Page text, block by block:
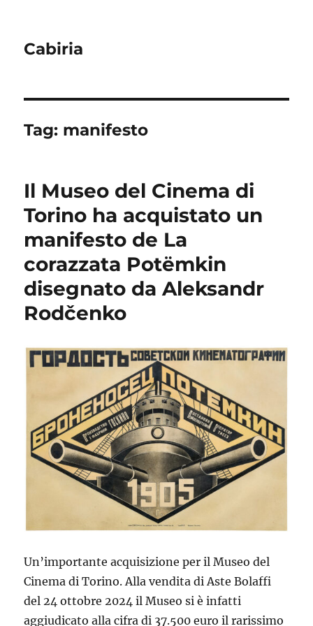
Cabiria
Tag: manifesto
Il Museo del Cinema di
Torino ha acquistato un
manifesto de La
corazzata Potëmkin
disegnato da Aleksandr
Rodčenko
Un’importante acquisizione per il Museo del
Cinema di Torino. Alla vendita di Aste Bolaffi
del 24 ottobre 2024 il Museo si è infatti
aggiudicato alla cifra di 37.500 euro il rarissimo